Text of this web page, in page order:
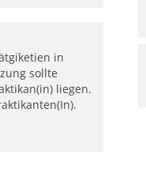
in
sollte
liegen.